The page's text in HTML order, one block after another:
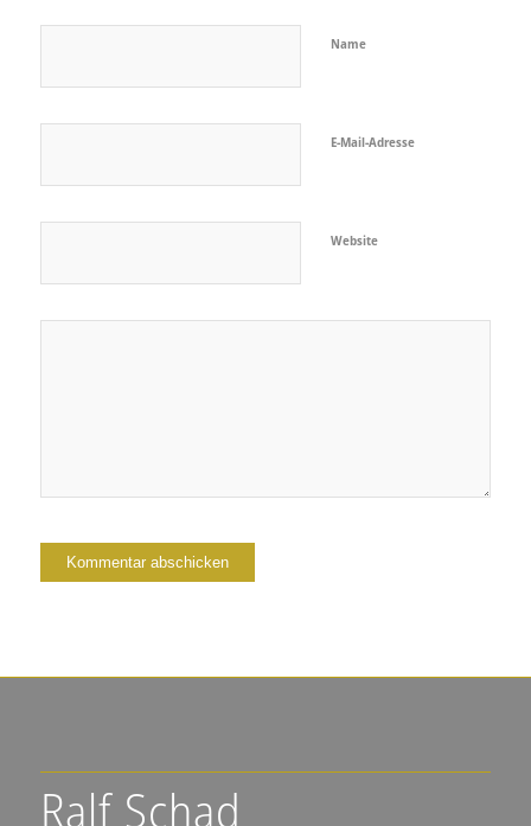
Name
E-Mail-Adresse
Website
Ralf Schad